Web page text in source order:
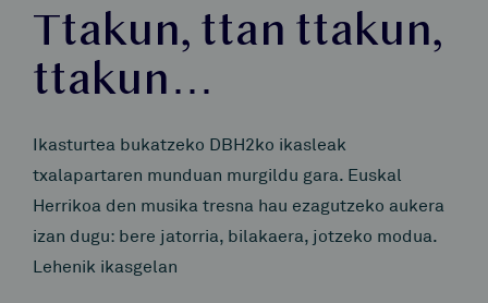
Ttakun, ttan ttakun,
ttakun…
Ikasturtea bukatzeko DBH2ko ikasleak
txalapartaren munduan murgildu gara. Euskal
Herrikoa den musika tresna hau ezagutzeko aukera
izan dugu: bere jatorria, bilakaera, jotzeko modua.
Lehenik ikasgelan